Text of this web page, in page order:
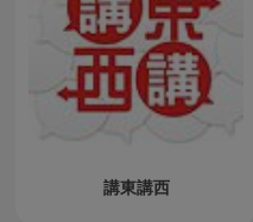
講東講西